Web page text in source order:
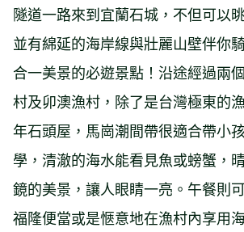
隧道一路來到宜蘭石城，不但可以
並有綿延的海岸線與壯麗山壁伴你
合一美景的必遊景點！沿途經過兩
村及卯澳漁村，除了是台灣極東的
年石頭屋，馬崗潮間帶很適合帶小
學，清澈的海水能看見魚或螃蟹，
鏡的美景，讓人眼睛一亮。午餐則
福隆便當或是愜意地在漁村內享用